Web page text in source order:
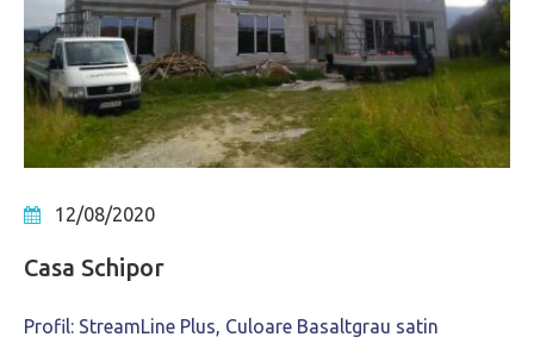
12/08/2020
Casa Schipor
Profil: StreamLine Plus, Culoare Basaltgrau satin